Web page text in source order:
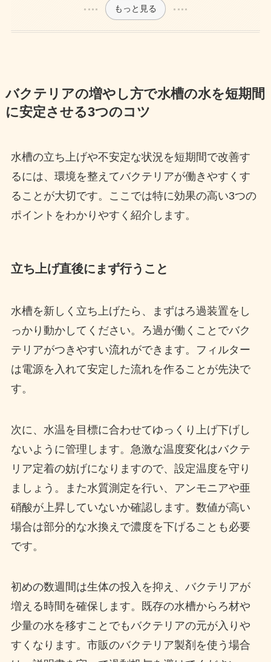
もっと見る
バクテリアの増やし方で水槽の水を短期間
に安定させる3つのコツ
水槽の立ち上げや不安定な状況を短期間で改善す
るには、環境を整えてバクテリアが働きやすくす
ることが大切です。ここでは特に効果の高い3つの
ポイントをわかりやすく紹介します。
立ち上げ直後にまず行うこと
水槽を新しく立ち上げたら、まずはろ過装置をし
っかり動かしてください。ろ過が働くことでバク
テリアがつきやすい流れができます。フィルター
は電源を入れて安定した流れを作ることが先決で
す。
次に、水温を目標に合わせてゆっくり上げ下げし
ないように管理します。急激な温度変化はバクテ
リア定着の妨げになりますので、設定温度を守り
ましょう。また水質測定を行い、アンモニアや亜
硝酸が上昇していないか確認します。数値が高い
場合は部分的な水換えで濃度を下げることも必要
です。
初めの数週間は生体の投入を抑え、バクテリアが
増える時間を確保します。既存の水槽からろ材や
少量の水を移すことでもバクテリアの元が入りや
すくなります。市販のバクテリア製剤を使う場合